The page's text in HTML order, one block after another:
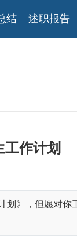
结 述职报告
工作计划
划》，但愿对